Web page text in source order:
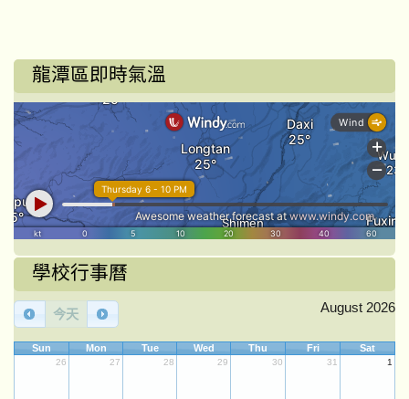
龍潭區即時氣溫
學校行事曆
今天 August 2026
Sun Mon Tue Wed Thu Fri Sat
26 27 28 29 30 31 1